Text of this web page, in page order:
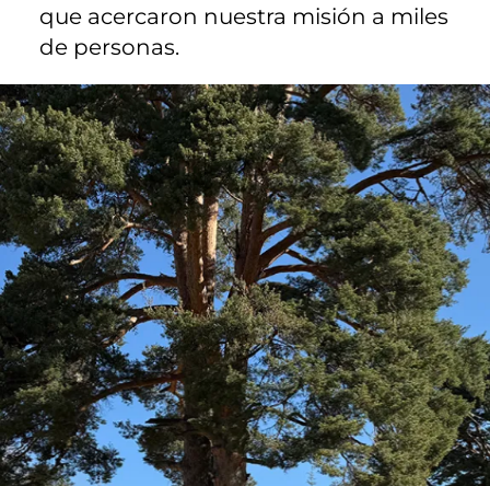
que acercaron nuestra misión a miles
de personas.